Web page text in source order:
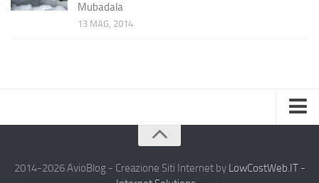
Mubadala
13 MAG, 2014
Chi Siamo
2014-2026 AvioBlog - Creazione Siti Internet by LowCostWeb.IT -